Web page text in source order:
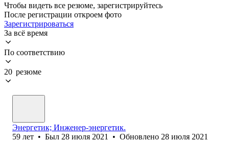
Чтобы видеть все резюме, зарегистрируйтесь
После регистрации откроем фото
Зарегистрироваться
За всё время
По соответствию
20 резюме
Энергетик; Инженер-энергетик.
59 лет • Был 28 июля 2021 • Обновлено 28 июля 2021